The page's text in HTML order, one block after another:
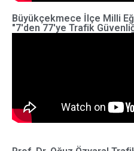
Büyükçekmece İlçe Milli
"7'den 77'ye Trafik